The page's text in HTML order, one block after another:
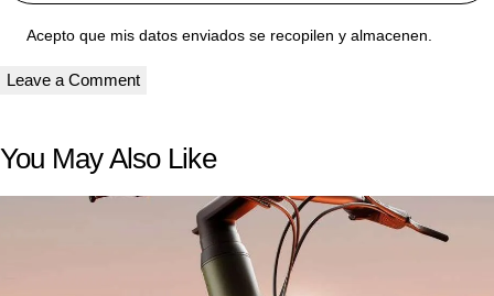
Acepto que mis datos enviados se recopilen y almacenen.
You May Also Like